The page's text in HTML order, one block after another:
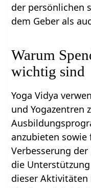
der persönlichen
dem Geber als
Warum
wichtig sind
Yoga Vidya
und Yogazentren
anzubieten
Verbesserung
die
dieser